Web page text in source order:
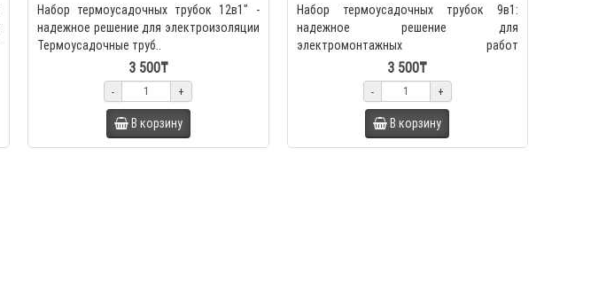
Набор термоусадочных трубок 12в1" -
надежное решение для электроизоляции
Термоусадочные труб..
3 500₸
- +
В корзину
Набор термоусадочных трубок 9в1:
надежное решение для
электромонтажных работ
Термоусадочные трубк..
3 500₸
- +
В корзину